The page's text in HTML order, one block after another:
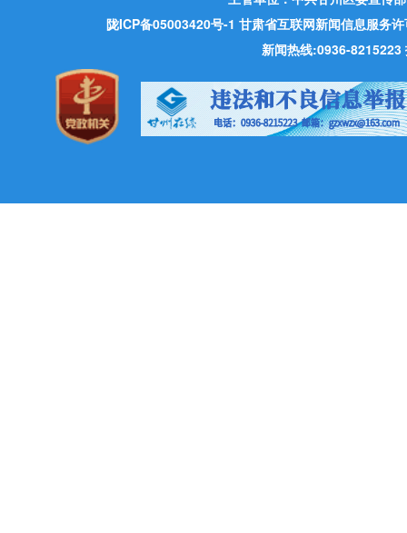
陇ICP备05003420号-1 甘肃省互联网新闻信息服务
新闻热线:0936-8215223